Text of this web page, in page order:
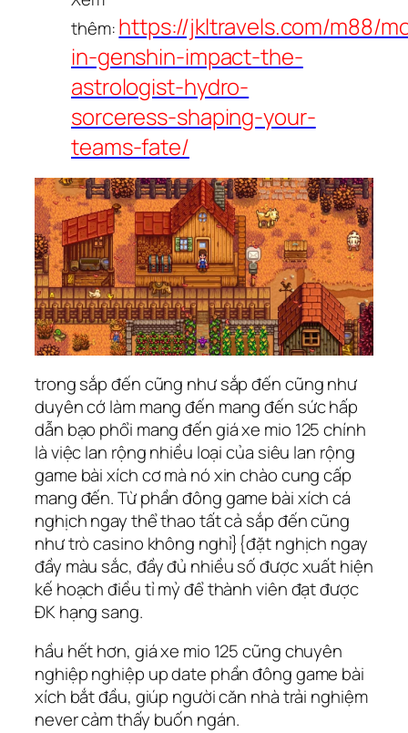
thêm:https://jkltravels.com/m88/
in-genshin-impact-the-
astrologist-hydro-
sorceress-shaping-your-
teams-fate/
trong sắp đến cũng như sắp đến cũng như
duyên cớ làm mang đến mang đến sức hấp
dẫn bạo phổi mang đến giá xe mio 125 chính
là việc lan rộng nhiều loại của siêu lan rộng
game bài xích cơ mà nó xin chào cung cấp
mang đến. Từ phần đông game bài xích cá
nghịch ngay thể thao tất cả sắp đến cũng
như trò casino không nghỉ}{đặt nghịch ngay
đầy màu sắc, đầy đủ nhiều số được xuất hiện
kế hoạch điều tỉ mỷ để thành viên đạt được
ĐK hạng sang.
hầu hết hơn, giá xe mio 125 cũng chuyên
nghiệp nghiệp up date phần đông game bài
xích bắt đầu, giúp người căn nhà trải nghiệm
never cảm thấy buốn ngán.